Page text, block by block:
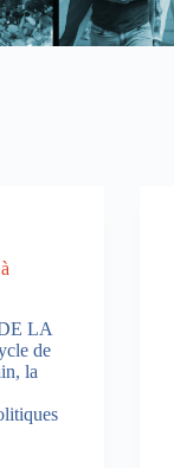
LA
de
la